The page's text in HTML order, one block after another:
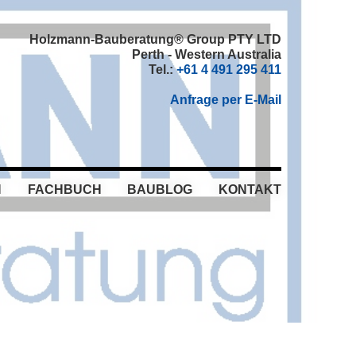
Holzmann-Bauberatung® Group PTY LTD
Perth - Western Australia
Tel.:+61 4 491 295 411
Anfrage per E-Mail
FACHBUCH BAUBLOG KONTAKT